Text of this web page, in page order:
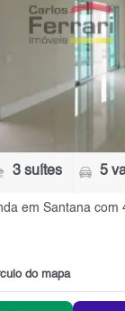
3 suítes 5
em Santana com
do mapa